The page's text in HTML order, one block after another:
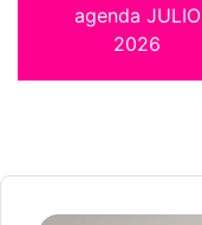
agenda JULIO
2026